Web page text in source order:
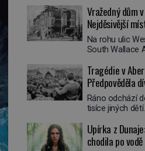
Vražedný dům
Nejděsivější
Na rohu ulic
South Wallace
Nemá žádný
pamětní desku.
místní
chodí do
totiž sídlil
v dějinách
Tragédie v
Předpověděla
sesuv půdy?
Ráno odchází
tisíce jiných
snem. Ve
zná, tentokrát
spolužáky.
Upírka z
chodila po vodě